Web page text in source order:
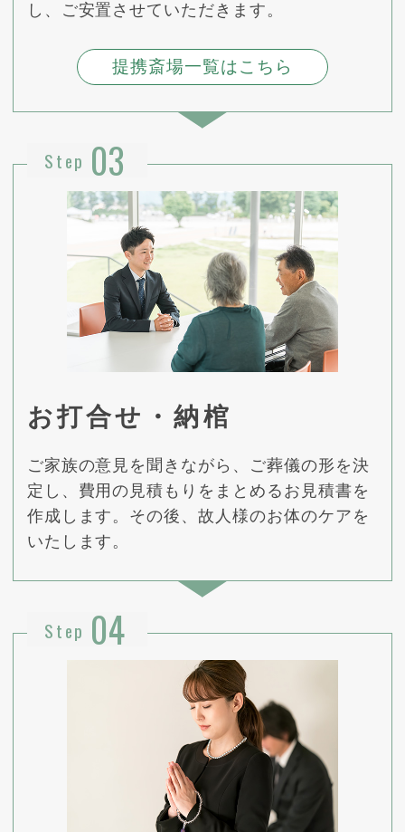
し、ご安置させていただきます。
提携斎場一覧はこちら
Step 03
お打合せ・納棺
ご家族の意見を聞きながら、ご葬儀の形を決
定し、費用の見積もりをまとめるお見積書を
作成します。その後、故人様のお体のケアを
いたします。
Step 04